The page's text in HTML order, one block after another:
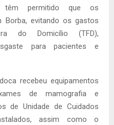
têm permitido que os
Borba, evitando os gastos
do Domicílio (TFD),
para pacientes e
recebeu equipamentos
de mamografia e
de Unidade de Cuidados
assim como o